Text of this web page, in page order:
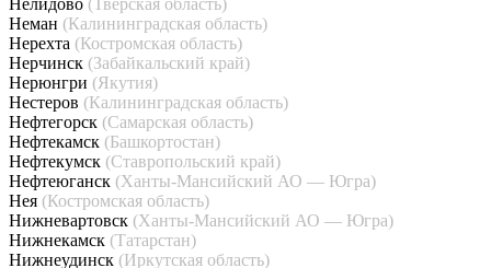
Нелидово (Тверская область)
Неман (Калининградская область)
Нерехта (Костромская область)
Нерчинск (Забайкальский край)
Нерюнгри (Якутия)
Нестеров (Калининградская область)
Нефтегорск (Самарская область)
Нефтекамск (Башкортостан)
Нефтекумск (Ставропольский край)
Нефтеюганск (Ханты-Мансийский АО — Югра)
Нея (Костромская область)
Нижневартовск (Ханты-Мансийский АО — Югра)
Нижнекамск (Татарстан)
Нижнеудинск (Иркутская область)